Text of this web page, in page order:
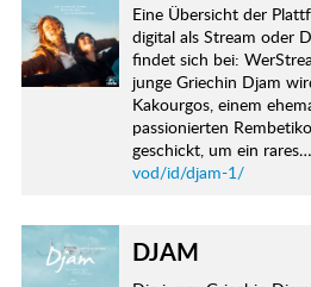
Eine Übersicht der
digital als Stream oder
findet sich bei:
junge Griechin Djam
Kakourgos, einem
passionierten
geschickt, um ein rares…
vod/id/djam-1/
DJAM